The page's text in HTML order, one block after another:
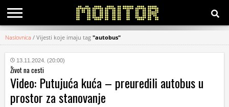
KATEGORIJE
HRVATSKI
WEB
Naslovnica / Vijesti koje imaju tag "autobus"
13.11.2024. (20:00)
Život na cesti
Video: Putujuća kuća – preuredili autobus u
prostor za stanovanje